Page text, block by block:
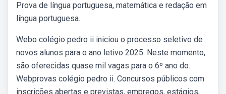
Prova de língua portuguesa, matemática e redação em
língua portuguesa.
Webo colégio pedro ii iniciou o processo seletivo de
novos alunos para o ano letivo 2025. Neste momento,
são oferecidas quase mil vagas para o 6º ano do.
Webprovas colégio pedro ii. Concursos públicos com
inscrições abertas e previstas, empregos, estágios,